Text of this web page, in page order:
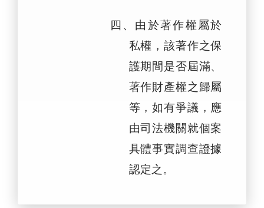
四、由於著作權屬於
私權，該著作之保
護期間是否屆滿、
著作財產權之歸屬
等，如有爭議，應
由司法機關就個案
具體事實調查證據
認定之。